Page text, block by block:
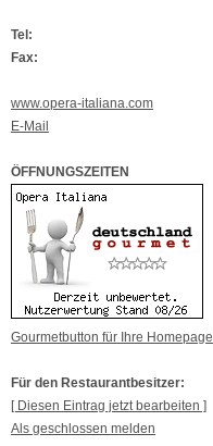
Tel:
Fax:
www.opera-italiana.com
E-Mail
ÖFFNUNGSZEITEN
Gourmetbutton für Ihre Homepage
Für den Restaurantbesitzer:
[ Diesen Eintrag jetzt bearbeiten ]
Als geschlossen melden